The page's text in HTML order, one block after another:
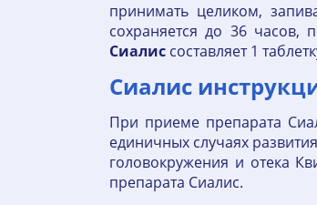
принимать целиком,
сохраняется до 36 часов,
Сиалис составляет 1
Сиалис
При приеме препарата
единичных случаях
головокружения и отека
препарата Сиалис.